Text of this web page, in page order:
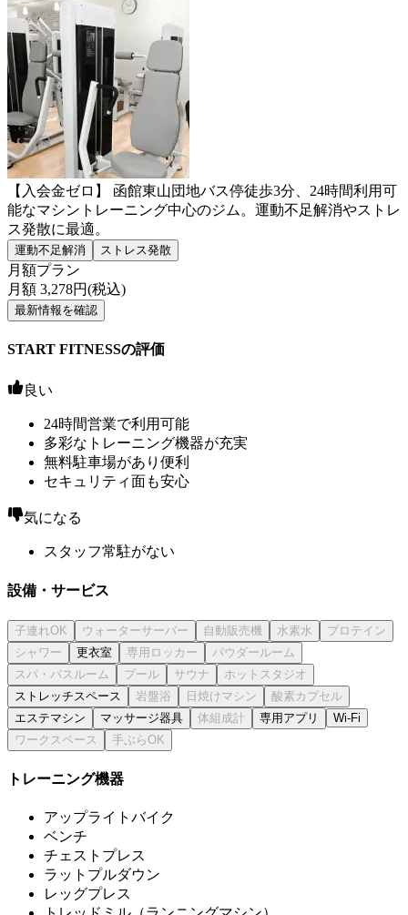
【入会金ゼロ】 函館東山団地バス停徒歩3分、24時間利用可
能なマシントレーニング中心のジム。運動不足解消やストレ
ス発散に最適。
運動不足解消 ストレス発散
月額プラン
月額 3,278円(税込)
最新情報を確認
START FITNESSの評価
良い
24時間営業で利用可能
多彩なトレーニング機器が充実
無料駐車場があり便利
セキュリティ面も安心
気になる
スタッフ常駐がない
設備・サービス
更衣室
ストレッチスペース
エステマシン
マッサージ器具 専用アプリ Wi-Fi
トレーニング機器
アップライトバイク
ベンチ
チェストプレス
ラットプルダウン
レッグプレス